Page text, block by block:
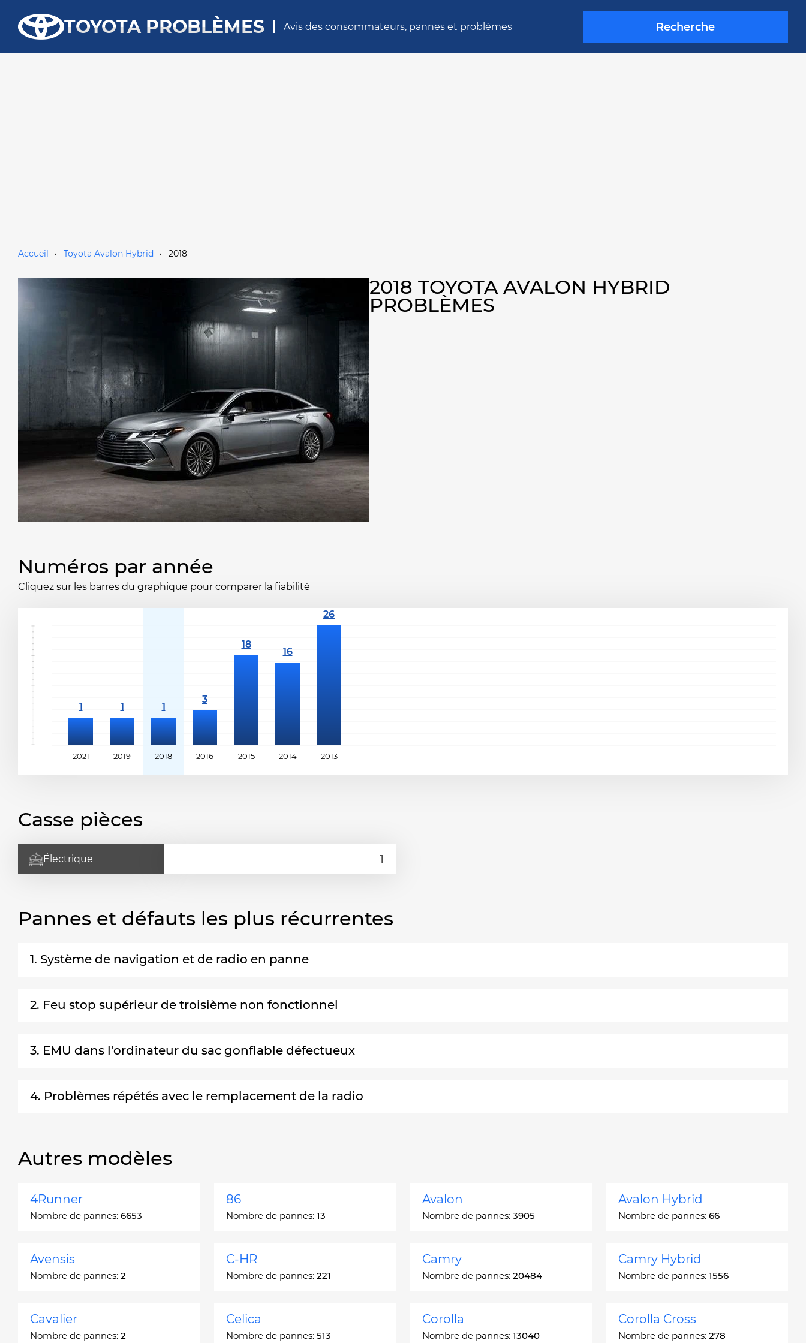
TOYOTA PROBLÈMES Avis des consommateurs, pannes et problèmes Recherche
Accueil Toyota Avalon Hybrid 2018
2018 TOYOTA AVALON HYBRID
PROBLÈMES
Numéros par année
Cliquez sur les barres du graphique pour comparer la fiabilité
2021 2019 2018 2016 2015 2014 2013
Casse pièces
Électrique
Pannes et défauts les plus récurrentes
1. Système de navigation et de radio en panne
2. Feu stop supérieur de troisième non fonctionnel
3. EMU dans l'ordinateur du sac gonflable défectueux
4. Problèmes répétés avec le remplacement de la radio
Autres modèles
4Runner
Nombre de pannes: 6653
86
Nombre de pannes: 13
Avalon
Nombre de pannes: 3905
Avalon Hybrid
Nombre de pannes: 66
Avensis
Nombre de pannes: 2
C-HR
Nombre de pannes: 221
Camry
Nombre de pannes: 20484
Camry Hybrid
Nombre de pannes: 1556
Cavalier
Nombre de pannes: 2
Celica
Nombre de pannes: 513
Corolla
Nombre de pannes: 13040
Corolla Cross
Nombre de pannes: 278